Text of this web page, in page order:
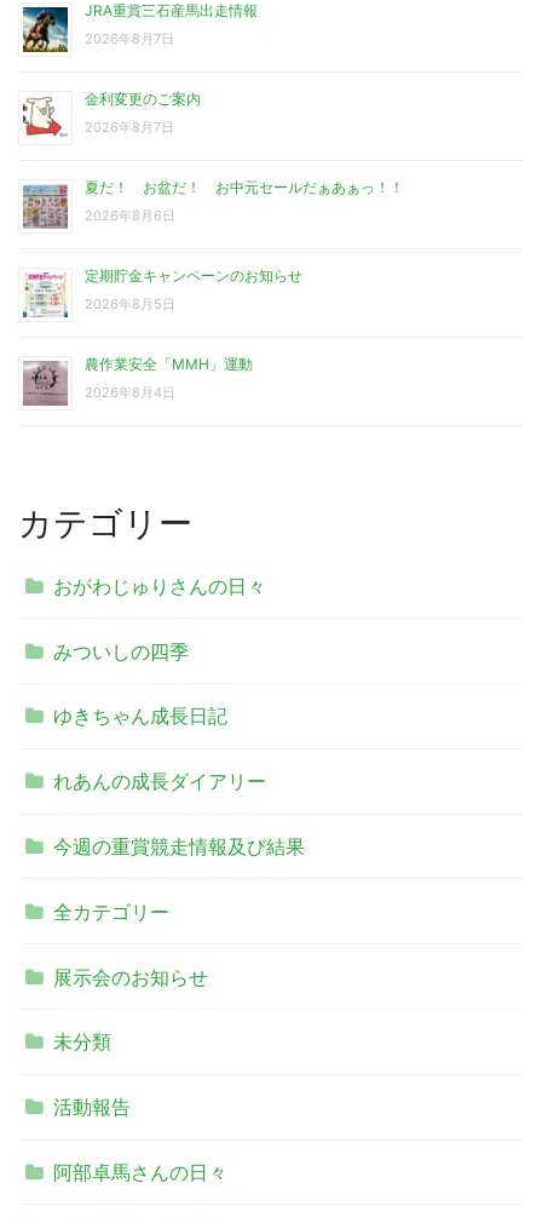
JRA重賞三石産馬出走情報
2026年8月7日
金利変更のご案内
2026年8月7日
夏だ！ お盆だ！ お中元セールだぁあぁっ！！
2026年8月6日
定期貯金キャンペーンのお知らせ
2026年8月5日
農作業安全「MMH」運動
2026年8月4日
カテゴリー
おがわじゅりさんの日々
みついしの四季
ゆきちゃん成長日記
れあんの成長ダイアリー
今週の重賞競走情報及び結果
全カテゴリー
展示会のお知らせ
未分類
活動報告
阿部卓馬さんの日々